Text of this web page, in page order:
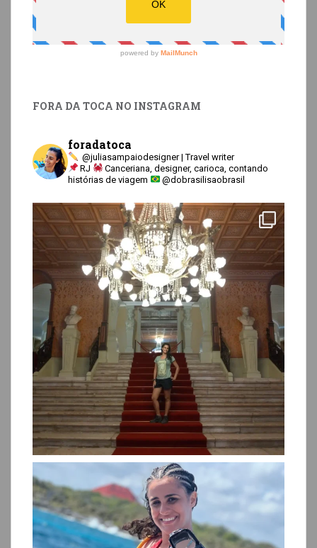
FORA DA TOCA NO INSTAGRAM
foradatoca
@juliasampaiodesigner | Travel writer
RJ
Canceriana, designer, carioca, contando
histórias de viagem
@dobrasilisaobrasil